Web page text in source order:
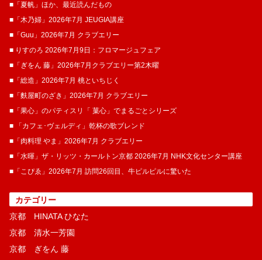
■「夏帆」ほか、最近読んだもの
■「木乃婦」2026年7月 JEUGIA講座
■「Guu」2026年7月 クラブエリー
■ りすのろ 2026年7月9日：フロマージュフェア
■「ぎをん 藤」2026年7月クラブエリー第2木曜
■「総造」2026年7月 桃といちじく
■「麩屋町のざき」2026年7月 クラブエリー
■「果心」のパティスリ「 菓​心」でまるごとシリーズ
■ 「カフェ･ヴェルディ」乾杯の歌ブレンド
■「肉料理 やま」2026年7月 クラブエリー
■「水暉」ザ・リッツ・カールトン京都 2026年7月 NHK文化センター講座
■「こぴゑ」2026年7月 訪問26回目、牛ピルピルに驚いた
カテゴリー
京都 HINATA ひなた
京都 清水一芳園
京都 ぎをん 藤